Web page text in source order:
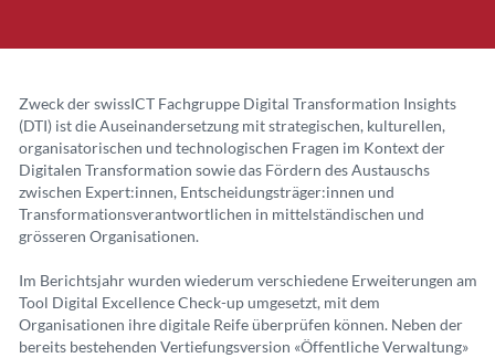
Zweck der swissICT Fachgruppe Digital Transformation Insights
(DTI) ist die Auseinandersetzung mit strategischen, kulturellen,
organisatorischen und technologischen Fragen im Kontext der
Digitalen Transformation sowie das Fördern des Austauschs
zwischen Expert:innen, Entscheidungsträger:innen und
Transformationsverantwortlichen in mittelständischen und
grösseren Organisationen.
Im Berichtsjahr wurden wiederum verschiedene Erweiterungen am
Tool Digital Excellence Check-up umgesetzt, mit dem
Organisationen ihre digitale Reife überprüfen können. Neben der
bereits bestehenden Vertiefungsversion «Öffentliche Verwaltung»